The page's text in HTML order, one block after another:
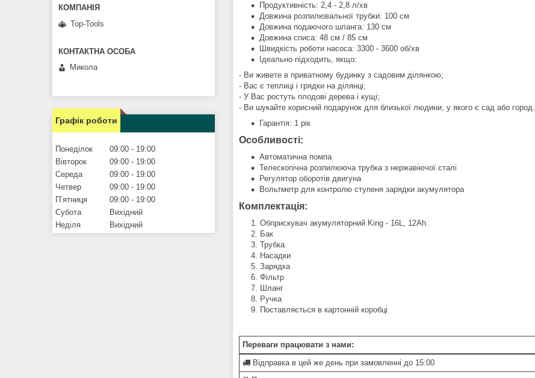
Продуктивність: 2,4 - 2,8 л/хв
Довжина розпилювальної трубки: 100 см
Довжина подаючого шланга: 130 см
Довжина списа: 48 см / 85 см
Швидкість роботи насоса: 3300 - 3600 об/хв
Ідеально підходить, якщо:
- Ви живете в приватному будинку з садовим ділянкою;
- Вас є теплиці і грядки на ділянці;
- У Вас ростуть плодові дерева і кущі;
- Ви шукайте корисний подарунок для близької людини, у якого є сад або город.
Гарантія: 1 рік
Особливості:
Автоматична помпа
Телескопічна розпилююча трубка з нержавіючої сталі
Регулятор оборотів двигуна
Вольтметр для контролю ступеня зарядки акумулятора
Комплектація:
Обприскувач акумуляторний King - 16L, 12Ah
Бак
Трубка
Насадки
Зарядка
Фільтр
Шланг
Ручка
Поставляється в картонній коробці
Переваги працювати з нами:
Відправка в цей же день при замовленні до 15:00
Top-Tools
Микола
Графік роботи
Понеділок 09:00
19:00
Вівторок
09:00
19:00
Середа
09:00
19:00
Четвер
09:00
19:00
Пʼятниця
09:00
19:00
Субота
Вихідний
Неділя
Вихідний